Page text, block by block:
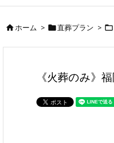
ホーム > 直葬プラン > 
《火葬のみ》